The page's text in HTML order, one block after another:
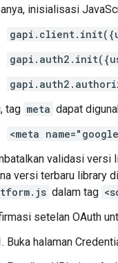
inisialisasi
tag meta dapat
<meta
validasi
versi terbaru library
dalam tag
setelan OAuth
Buka halaman